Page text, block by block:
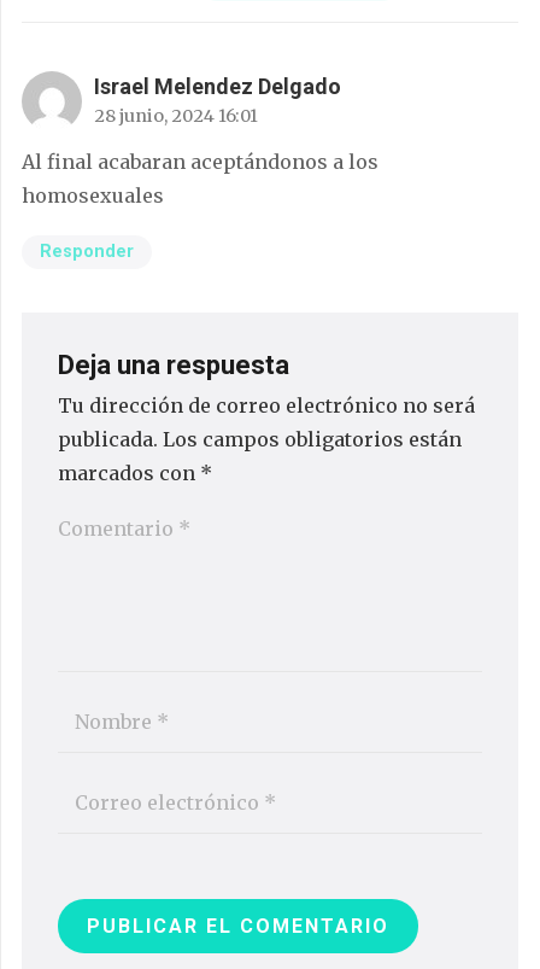
Israel Melendez Delgado
28 junio, 2024 16:01
Al final acabaran aceptándonos a los
homosexuales
Responder
Deja una respuesta
Tu dirección de correo electrónico no será
publicada. Los campos obligatorios están
marcados con *
PUBLICAR EL COMENTARIO